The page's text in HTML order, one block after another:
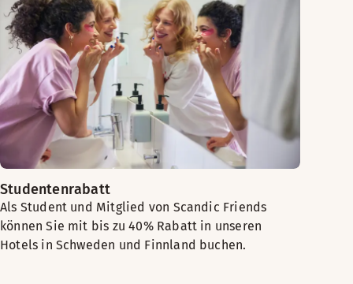
Studentenrabatt
Als Student und Mitglied von Scandic Friends
können Sie mit bis zu 40% Rabatt in unseren
Hotels in Schweden und Finnland buchen.